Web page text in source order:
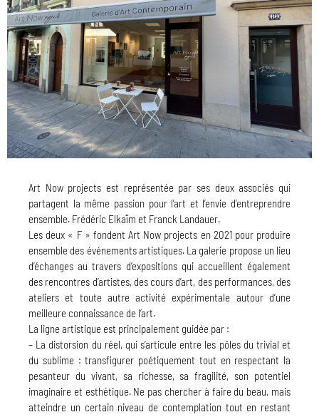
Art Now projects est représentée par ses deux associés qui
partagent la même passion pour l’art et l’envie d’entreprendre
ensemble. Frédéric Elkaïm et Franck Landauer.
Les deux « F » fondent Art Now projects en 2021 pour produire
ensemble des événements artistiques. La galerie propose un lieu
d’échanges au travers d’expositions qui accueillent également
des rencontres d’artistes, des cours d’art, des performances, des
ateliers et toute autre activité expérimentale autour d’une
meilleure connaissance de l’art.
La ligne artistique est principalement guidée par :
– La distorsion du réel, qui s’articule entre les pôles du trivial et
du sublime : transfigurer poétiquement tout en respectant la
pesanteur du vivant, sa richesse, sa fragilité, son potentiel
imaginaire et esthétique. Ne pas chercher à faire du beau, mais
atteindre un certain niveau de contemplation tout en restant